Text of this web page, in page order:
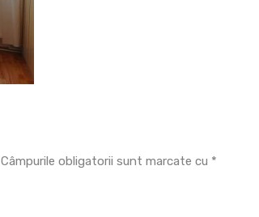
Câmpurile obligatorii sunt marcate cu *